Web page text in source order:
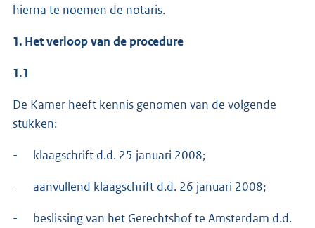
hierna te noemen de notaris.
1. Het verloop van de procedure
1.1
De Kamer heeft kennis genomen van de volgende
stukken:
- klaagschrift d.d. 25 januari 2008;
- aanvullend klaagschrift d.d. 26 januari 2008;
- beslissing van het Gerechtshof te Amsterdam d.d.